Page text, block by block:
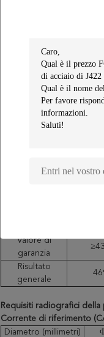
l'applicazione, la sua
saldatura, che permette
È usato per la
bassolegata. Quali
Composizione
chimica
C
Valore di
Valore di
garanzia
Risultato
generale
Requisiti radiografici
Corrente di riferimento
Diametro (millimetri)